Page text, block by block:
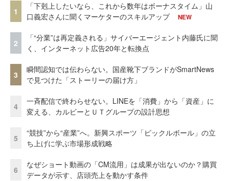
1
「下剋上したいなら、これから数年はボーナスタイム」山
口義宏さんに聞くマーケターのスキルアップ
NEW
2
「“分業”は再定義される」サイバーエージェント内藤氏に聞
く、インターネット広告20年と転換点
3
瞬間認知では伝わらない。国産靴下ブランドがSmartNews
で見つけた「ストーリーの届け方」
4
一斉配信で終わらせない。LINEを「消費」から「資産」に
変える、カルビーとＵＴグループの設計思想
5
“競技”から“産業”へ。新興スポーツ「ピックルボール」の立
ち上げに学ぶ市場形成戦略
6
なぜショート動画の「CM流用」は成果が出ないのか？購買
データが示す、店頭売上を動かす条件